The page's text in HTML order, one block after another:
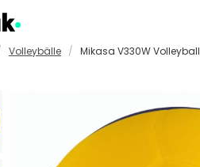
GYM-/
Padelbälle
Volleybälle Mikasa V330W